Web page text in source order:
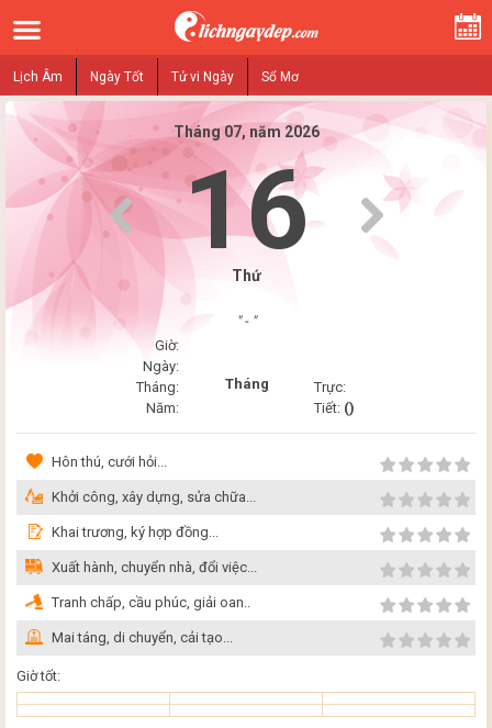
Lịch Âm Ngày Tốt Tử vi Ngày Sổ Mơ
Tháng 07, năm 2026
16
Thứ
" - "
Giờ:
Ngày:
Tháng:
Năm:
Tháng
Trực:
Tiết: ()
Hôn thú, cưới hỏi...
Khởi công, xây dựng, sửa chữa...
Khai trương, ký hợp đồng...
Xuất hành, chuyển nhà, đổi việc...
Tranh chấp, cầu phúc, giải oan..
Mai táng, di chuyển, cải tạo...
Giờ tốt: